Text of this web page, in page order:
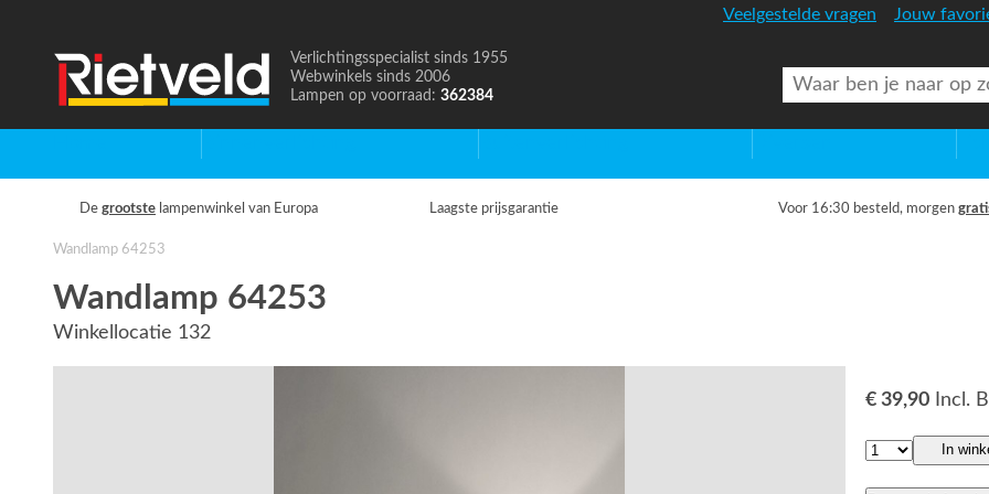
Veelgestelde vragen Jouw
Naar
de
Verlichtingsspecialist sinds 1955
Webwinkels sinds 2006
Lampen op voorraad: 362384
De grootste lampenwinkel van Europa Laagste prijsgarantie Voor 16:30 besteld, morgen
Wandlamp 64253
Wandlamp 64253
Winkellocatie 132
€ 39,90 Incl.
In